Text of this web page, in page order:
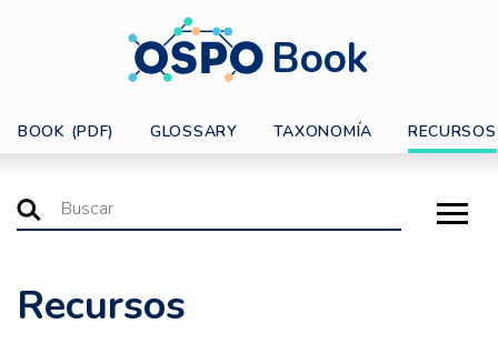
Book
BOOK (PDF) GLOSSARY TAXONOMÍA RECURSOS
Recursos